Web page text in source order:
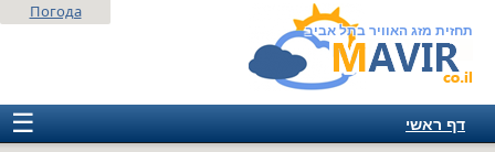
תחזית מזג האוויר בתל אביב
Погода
☰
דף ראשי